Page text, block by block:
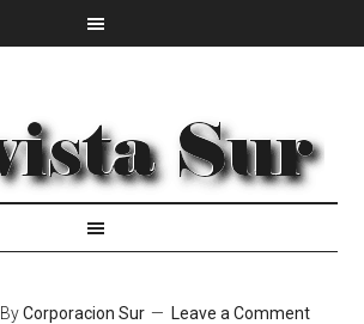
ByCorporacion Sur Leave a Comment